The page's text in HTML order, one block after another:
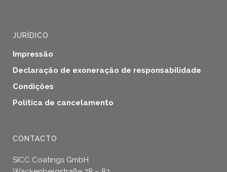
JURÍDICO
Impressão
Declaração de exoneração de responsabilidade
Condições
Política de cancelamento
CONTACTO
SICC Coatings GmbH